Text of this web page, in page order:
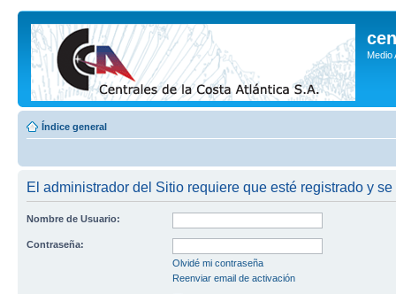
Medio
Índice general
El administrador del Sitio requiere que esté registrado y
Nombre de Usuario:
Contraseña:
Olvidé mi contraseña
Reenviar email de activación